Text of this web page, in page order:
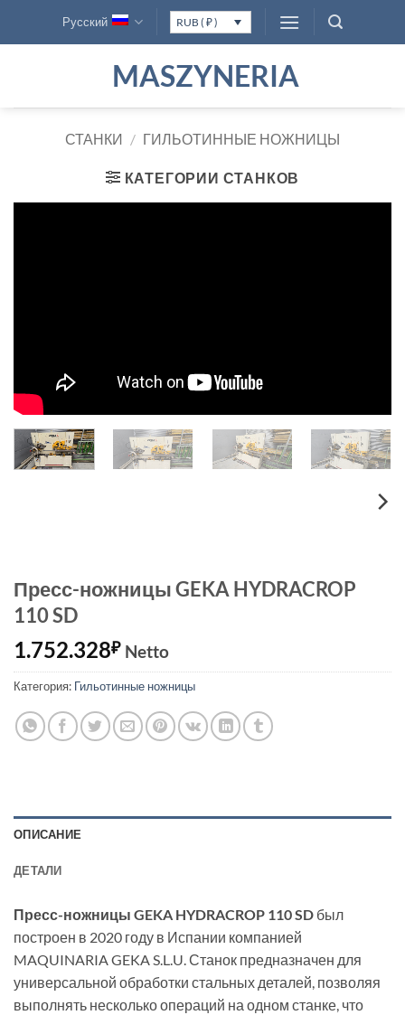
Русский RUB ( ₽ )
MASZYNERIA
СТАНКИ / ГИЛЬОТИННЫЕ НОЖНИЦЫ
КАТЕГОРИИ СТАНКОВ
Пресс-ножницы GEKA HYDRACROP
110 SD
1.752.328₽ Netto
Категория: Гильотинные ножницы
ОПИСАНИЕ
ДЕТАЛИ
Пресс-ножницы GEKA HYDRACROP 110 SD был
построен в 2020 году в Испании компанией
MAQUINARIA GEKA S.L.U. Станок предназначен для
универсальной обработки стальных деталей, позволяя
выполнять несколько операций на одном станке, что